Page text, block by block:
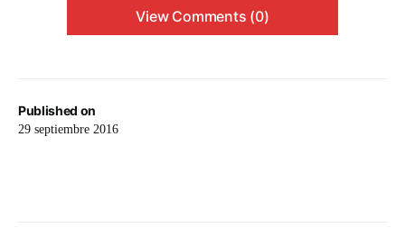
Published on
29 septiembre 2016
View Comments (0)